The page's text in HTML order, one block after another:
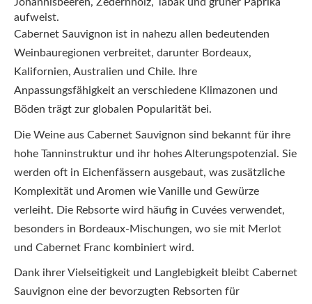
aufweist.
Cabernet Sauvignon ist in nahezu allen bedeutenden
Weinbauregionen verbreitet, darunter Bordeaux,
Kalifornien, Australien und Chile. Ihre
Anpassungsfähigkeit an verschiedene Klimazonen und
Böden trägt zur globalen Popularität bei.
Die Weine aus Cabernet Sauvignon sind bekannt für ihre
hohe Tanninstruktur und ihr hohes Alterungspotenzial. Sie
werden oft in Eichenfässern ausgebaut, was zusätzliche
Komplexität und Aromen wie Vanille und Gewürze
verleiht. Die Rebsorte wird häufig in Cuvées verwendet,
besonders in Bordeaux-Mischungen, wo sie mit Merlot
und Cabernet Franc kombiniert wird.
Dank ihrer Vielseitigkeit und Langlebigkeit bleibt Cabernet
Sauvignon eine der bevorzugten Rebsorten für